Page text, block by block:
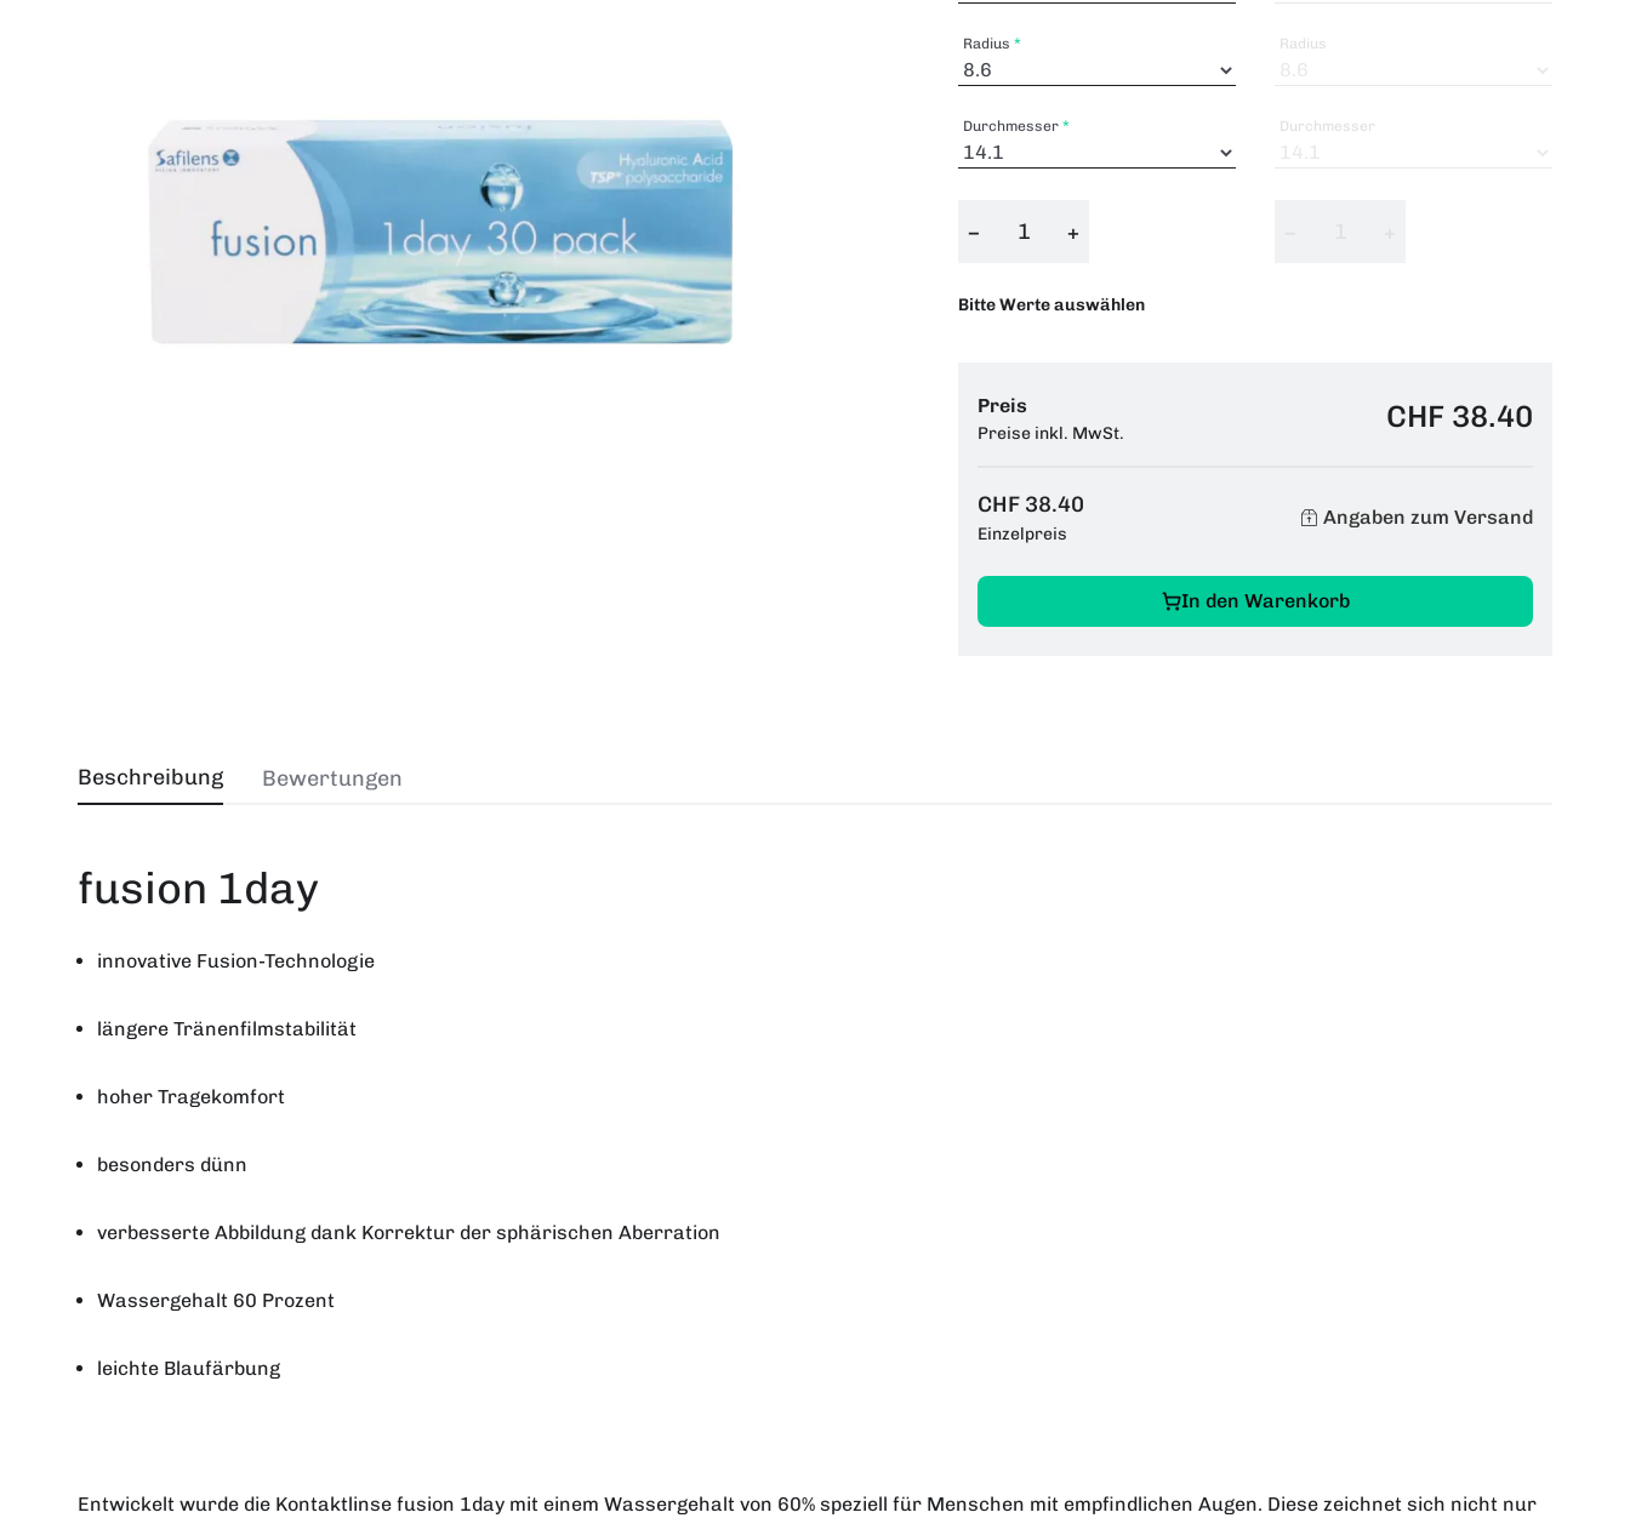
Radius
Durchmesser
− +
Bitte Werte auswählen
Radius
Durchmesser
Preis
Preise inkl. MwSt. CHF 38.40
CHF 38.40
Einzelpreis
Angaben zum Versand
In den Warenkorb
Beschreibung
fusion 1day
innovative Fusion-Technologie
längere Tränenfilmstabilität
hoher Tragekomfort
besonders dünn
verbesserte Abbildung dank Korrektur der sphärischen Aberration
Wassergehalt 60 Prozent
leichte Blaufärbung
Entwickelt wurde die Kontaktlinse fusion 1day mit einem Wassergehalt von 60% speziell für Menschen mit empfindlichen Augen. Diese zeichnet sich nicht nur
Bewertungen